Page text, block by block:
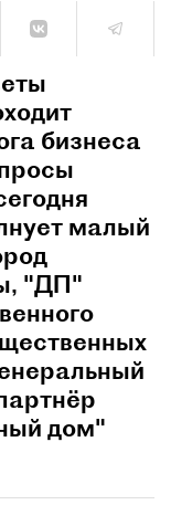
бизнеса
малый
"ДП"
дом"